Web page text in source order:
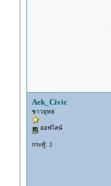
Aek_Civic
ชาวยุทธ
ออฟไลน์
กระทู้: 2